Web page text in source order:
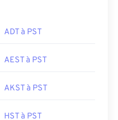
ADT à PST
AEST à PST
AKST à PST
HST à PST